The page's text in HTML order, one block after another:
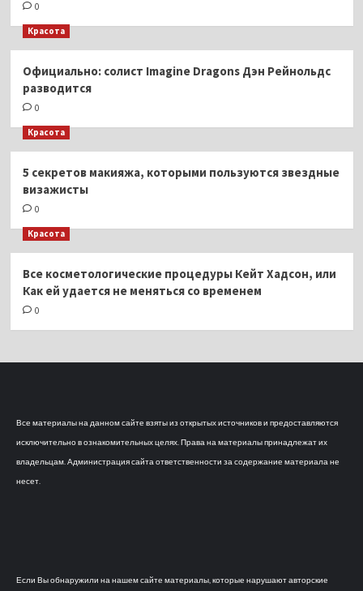
0
Красота
Официально: солист Imagine Dragons Дэн Рейнольдс
разводится
0
Красота
5 секретов макияжа, которыми пользуются звездные
визажисты
0
Красота
Все косметологические процедуры Кейт Хадсон, или
Как ей удается не меняться со временем
0
Все материалы на данном сайте взяты из открытых источников и предоставляются
исключительно в ознакомительных целях. Права на материалы принадлежат их
владельцам. Администрация сайта ответственности за содержание материала не
несет.
Если Вы обнаружили на нашем сайте материалы, которые нарушают авторские